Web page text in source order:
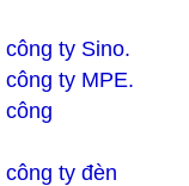
công ty Sino.
công ty MPE.
công
công ty đèn